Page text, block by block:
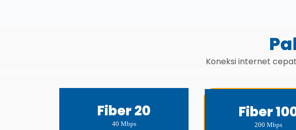
Koneksi internet
Fiber 20
40 Mbps
Fiber
200 Mbps